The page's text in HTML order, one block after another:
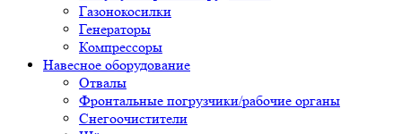
Газонокосилки
Генераторы
Компрессоры
Навесное оборудование
Отвалы
Фронтальные погрузчики/рабочие органы
Снегоочистители